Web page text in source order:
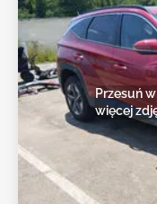
Przesuń
więcej